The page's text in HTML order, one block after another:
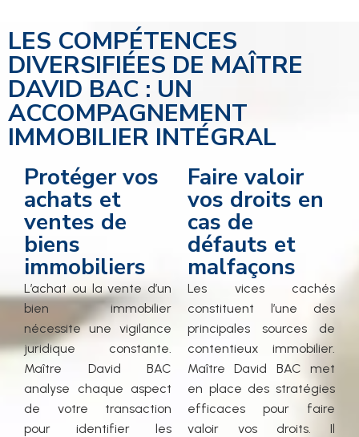
LES COMPÉTENCES
DIVERSIFIÉES DE MAÎTRE
DAVID BAC : UN
ACCOMPAGNEMENT
IMMOBILIER INTÉGRAL
Protéger vos
achats et
ventes de
biens
immobiliers
L’achat ou la vente d’un
bien immobilier
nécessite une vigilance
juridique constante.
Maître David BAC
analyse chaque aspect
de votre transaction
pour identifier les
Faire valoir
vos droits en
cas de
défauts et
malfaçons
Les vices cachés
constituent l’une des
principales sources de
contentieux immobilier.
Maître David BAC met
en place des stratégies
efficaces pour faire
valoir vos droits. Il